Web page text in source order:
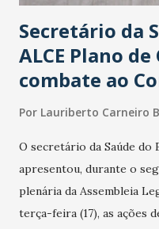
Secretário da
ALCE Plano
combate ao
Por Lauriberto Carneiro
O secretário da Saúde do
apresentou, durante o
plenária da Assembleia
terça-feira (17), as ações